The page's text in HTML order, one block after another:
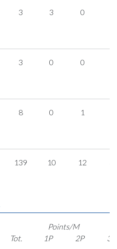
3 3 0
3 0 0
8 0 1
139 10 12
Points/M
Tot.
1P 2P 3P